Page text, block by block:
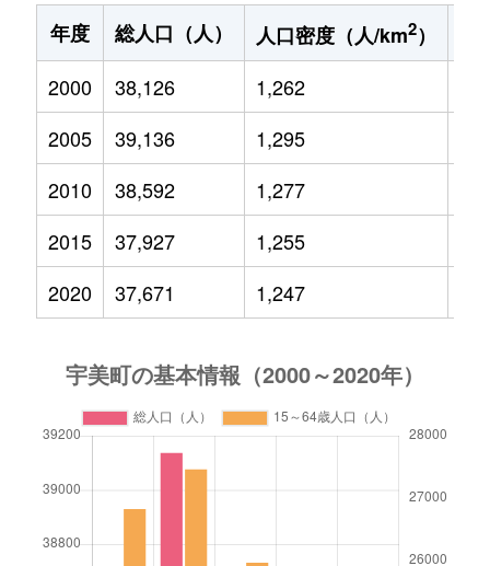
年度
総人口（人） 人口密度（人/km2）
2000
38,126 1,262
2005
39,136 1,295
2010
38,592 1,277
2015
37,927 1,255
2020
37,671 1,247